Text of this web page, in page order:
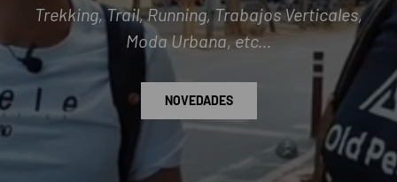
Trekking, Trail, Running, Trabajos Verticales,
Moda Urbana, etc...
NOVEDADES